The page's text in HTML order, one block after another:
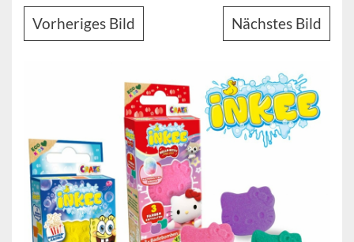
Vorheriges Bild Nächstes Bild